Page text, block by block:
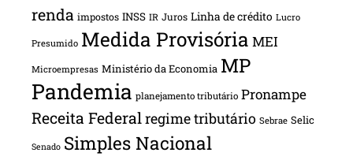
renda impostos INSS IR Juros Linha de crédito Lucro
Presumido Medida Provisória MEI
Microempresas Ministério da Economia MP
Pandemia planejamento tributário Pronampe
Receita Federalregime tributário Sebrae Selic
Senado Simples Nacional